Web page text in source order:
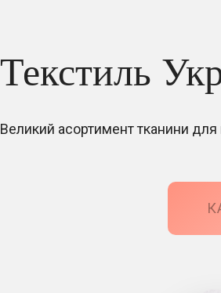
Текстиль
Великий асортимент тканини